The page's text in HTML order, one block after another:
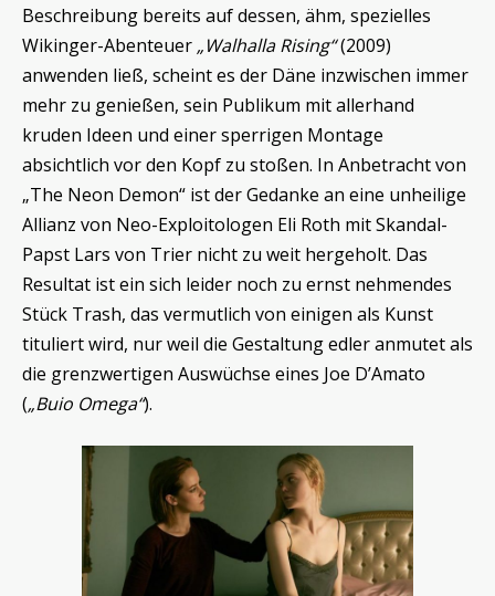
Beschreibung bereits auf dessen, ähm, spezielles
Wikinger-Abenteuer „Walhalla Rising“(2009)
anwenden ließ, scheint es der Däne inzwischen immer
mehr zu genießen, sein Publikum mit allerhand
kruden Ideen und einer sperrigen Montage
absichtlich vor den Kopf zu stoßen. In Anbetracht von
„The Neon Demon“ ist der Gedanke an eine unheilige
Allianz von Neo-Exploitologen Eli Roth mit Skandal-
Papst Lars von Trier nicht zu weit hergeholt. Das
Resultat ist ein sich leider noch zu ernst nehmendes
Stück Trash, das vermutlich von einigen als Kunst
tituliert wird, nur weil die Gestaltung edler anmutet als
die grenzwertigen Auswüchse eines Joe D’Amato
(„Buio Omega“).